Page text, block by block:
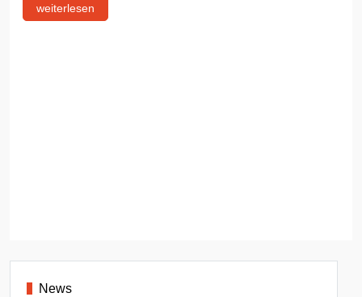
weiterlesen
News